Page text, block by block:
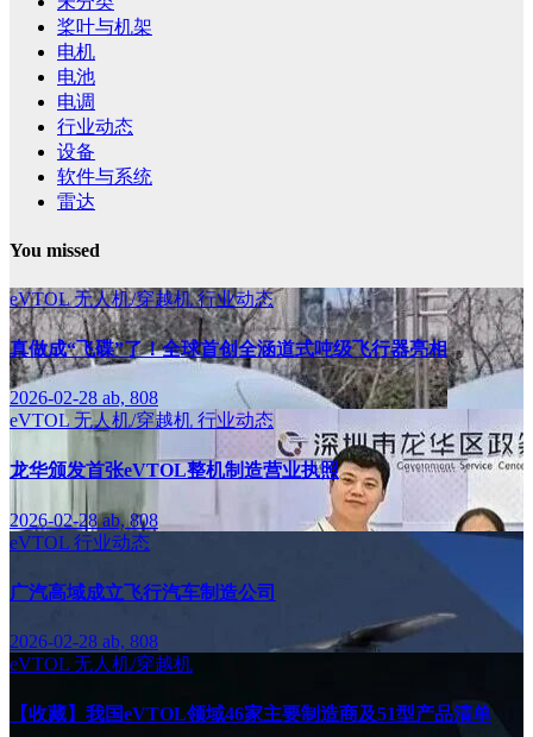
桨叶与机架
电机
电池
电调
行业动态
设备
软件与系统
雷达
You missed
eVTOL无人机/穿越机行业动态
真做成“飞碟”了！全球首创全涵道式吨级飞行器亮相
2026-02-28 ab, 808
eVTOL 无人机/穿越机 行业动态
龙华颁发首张eVTOL整机制造营业执照
2026-02-28ab, 808
eVTOL 行业动态
广汽高域成立飞行汽车制造公司
2026-02-28 ab, 808
eVTOL 无人机/穿越机
【收藏】我国eVTOL领域46家主要制造商及51型产品清单